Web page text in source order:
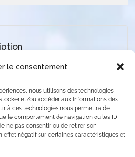
le consentement
nous utilisons des technologies
et/ou accéder aux informations des
à ces technologies nous permettra de
le comportement de navigation ou les ID
ne pas consentir ou de retirer son
effet négatif sur certaines caractéristiques et
l’essentiel : une bulle
même en plein hiver.
douce et constante. À
brute. Ici, le confort ne dépend
dans une expérience hors
suite Bulle. Une bulle raffinée
pour une immersion